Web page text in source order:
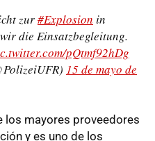
zur#Explosion in
die Einsatzbegleitung.
pQtmf92hDg
15 de mayo de
los mayores proveedores
y es uno de los